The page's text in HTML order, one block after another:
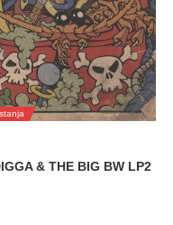
& THE BIG BW LP2